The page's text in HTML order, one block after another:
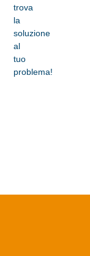
trova
la
soluzione
al
tuo
problema!